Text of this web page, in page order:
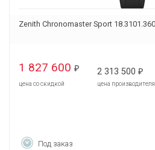
Zenith Chronomaster Sport
1 827 600 ₽
цена со скидкой
2 313 500 ₽
цена производителя
Под заказ